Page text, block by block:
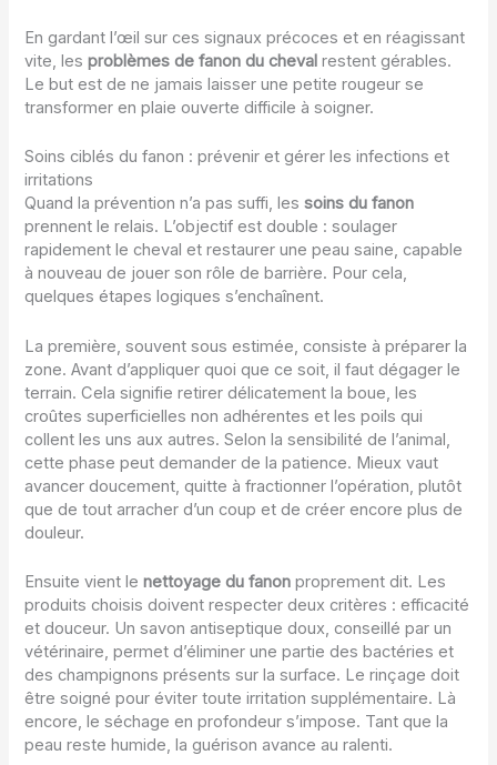
En gardant l’œil sur ces signaux précoces et en réagissant
vite, lesproblèmes de fanon du cheval restent gérables.
Le but est de ne jamais laisser une petite rougeur se
transformer en plaie ouverte difficile à soigner.
Soins ciblés du fanon : prévenir et gérer les infections et
irritations
Quand la prévention n’a pas suffi, lessoins du fanon
prennent le relais. L’objectif est double : soulager
rapidement le cheval et restaurer une peau saine, capable
à nouveau de jouer son rôle de barrière. Pour cela,
quelques étapes logiques s’enchaînent.
La première, souvent sous estimée, consiste à préparer la
zone. Avant d’appliquer quoi que ce soit, il faut dégager le
terrain. Cela signifie retirer délicatement la boue, les
croûtes superficielles non adhérentes et les poils qui
collent les uns aux autres. Selon la sensibilité de l’animal,
cette phase peut demander de la patience. Mieux vaut
avancer doucement, quitte à fractionner l’opération, plutôt
que de tout arracher d’un coup et de créer encore plus de
douleur.
Ensuite vient lenettoyage du fanon proprement dit. Les
produits choisis doivent respecter deux critères : efficacité
et douceur. Un savon antiseptique doux, conseillé par un
vétérinaire, permet d’éliminer une partie des bactéries et
des champignons présents sur la surface. Le rinçage doit
être soigné pour éviter toute irritation supplémentaire. Là
encore, le séchage en profondeur s’impose. Tant que la
peau reste humide, la guérison avance au ralenti.